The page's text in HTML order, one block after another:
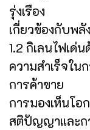
รุ่งเรือง
เกี่ยวข้องกับพลั
1.2 กิเลนไฟเด่น
ความสำเร็จใน
การค้าขาย
การมองเห็นโอ
สติปัญญาและก